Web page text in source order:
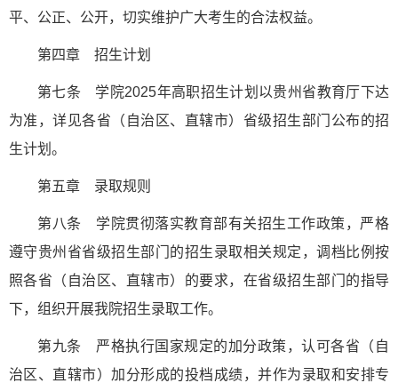
平、公正、公开，切实维护广大考生的合法权益。
第四章 招生计划
第七条 学院2025年高职招生计划以贵州省教育厅下达
为准，详见各省（自治区、直辖市）省级招生部门公布的招
生计划。
第五章 录取规则
第八条 学院贯彻落实教育部有关招生工作政策，严格
遵守贵州省省级招生部门的招生录取相关规定，调档比例按
照各省（自治区、直辖市）的要求，在省级招生部门的指导
下，组织开展我院招生录取工作。
第九条 严格执行国家规定的加分政策，认可各省（自
治区、直辖市）加分形成的投档成绩，并作为录取和安排专